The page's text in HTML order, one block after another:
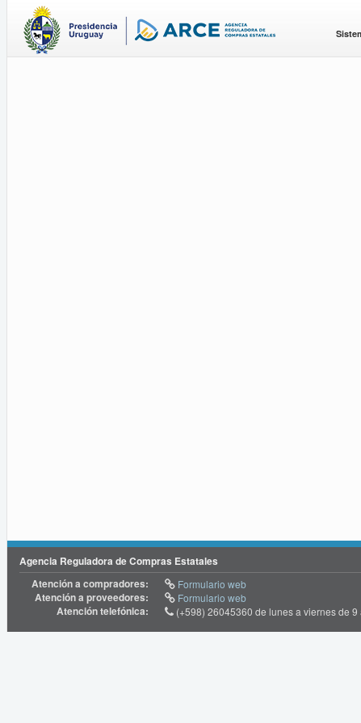
Agencia Reguladora de Compras Estatales
Atención a compradores:
Formulario web
Atención a proveedores: Formulario web
Atención telefónica: (+598) 26045360 de lunes a viernes de 9